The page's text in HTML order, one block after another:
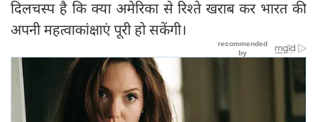
दिलचस्प है कि क्या अमेरिका से रिश्ते खराब कर भारत की
अपनी महत्वाकांक्षाएं पूरी हो सकेंगी।